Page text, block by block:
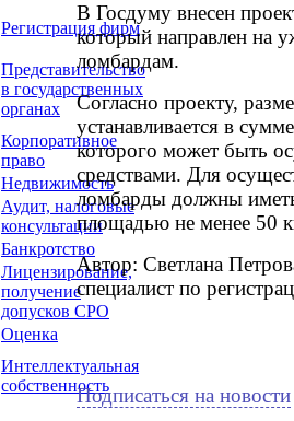
Регистрация фирм
Представительство
в государственных
органах
Корпоративное
право
Недвижимость
Аудит, налоговые
консультации
Банкротство
Лицензирование,
получение
допусков СРО
Оценка
Интеллектуальная
собственность
В Госдуму внесен
который направлен на
ломбардам.
Согласно проекту,
устанавливается в
которого может быть
средствами. Для
ломбарды должны
площадью не менее 50
Автор: Светлана
специалист по
Подписаться на новости